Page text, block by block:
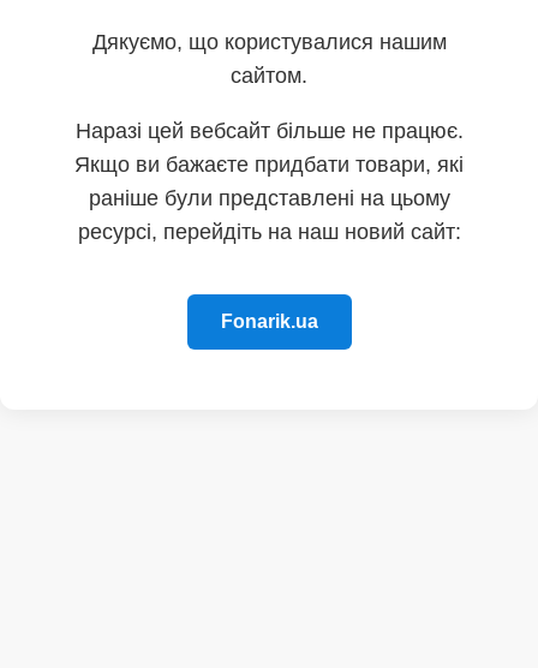
Дякуємо, що користувалися нашим
сайтом.
Наразі цей вебсайт більше не працює.
Якщо ви бажаєте придбати товари, які
раніше були представлені на цьому
ресурсі, перейдіть на наш новий сайт:
Fonarik.ua